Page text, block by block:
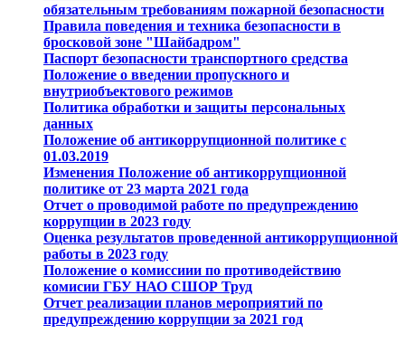
обязательным требованиям пожарной безопасности
Правила поведения и техника безопасности в
бросковой зоне "Шайбадром"
Паспорт безопасности транспортного средства
Положение о введении пропускного и
внутриобъектового режимов
Политика обработки и защиты персональных
данных
Положение об антикоррупционной политике с
01.03.2019
Изменения Положение об антикоррупционной
политике от 23 марта 2021 года
Отчет о проводимой работе по предупреждению
коррупции в 2023 году
Оценка результатов проведенной антикоррупционной
работы в 2023 году
Положение о комиссиии по противодействию
комисии ГБУ НАО СШОР Труд
Отчет реализации планов мероприятий по
предупреждению коррупции за 2021 год